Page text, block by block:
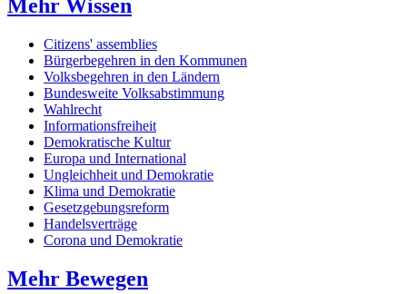
Mehr Wissen
Citizens' assemblies
Bürgerbegehren in den Kommunen
Volksbegehren in den Ländern
Bundesweite Volksabstimmung
Wahlrecht
Informationsfreiheit
Demokratische Kultur
Europa und International
Ungleichheit und Demokratie
Klima und Demokratie
Gesetzgebungsreform
Handelsverträge
Corona und Demokratie
Mehr Bewegen